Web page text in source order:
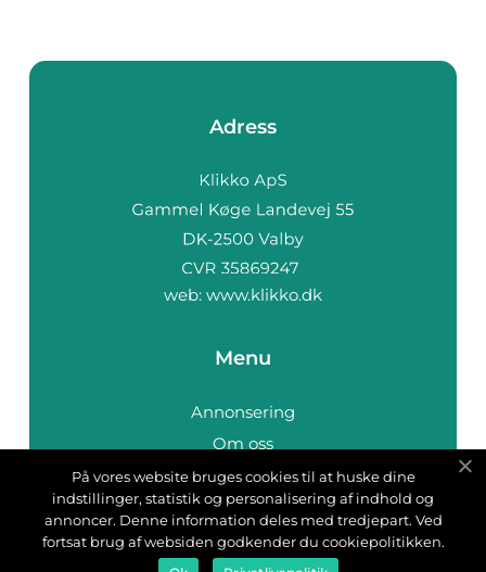
Adress
web: www.klikko.dk
Menu
Annonsering
Om oss
Cookies
Kontakta oss
Sitemap
På vores website bruges cookies til at huske dine
indstillinger, statistik og personalisering af indhold og
annoncer. Denne information deles med tredjepart. Ved
fortsat brug af websiden godkender du cookiepolitikken.